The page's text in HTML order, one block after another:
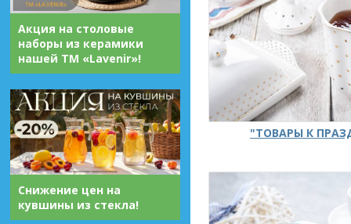
Акция на столовые
наборы из керамики
нашей ТМ «Lavenir»!
Снижение цен на
кувшины из стекла!
"ТОВАРЫ К